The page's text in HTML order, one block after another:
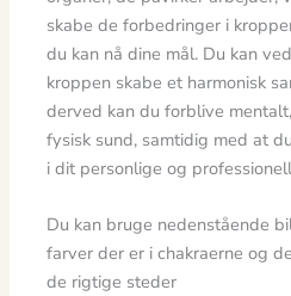
skabe de forbedringer i
du kan nå dine mål. Du kan
kroppen skabe et harmonisk
derved kan du forblive
fysisk sund, samtidig med at
i dit personlige og
Du kan bruge nedenstående
farver der er i chakraerne og
de rigtige steder